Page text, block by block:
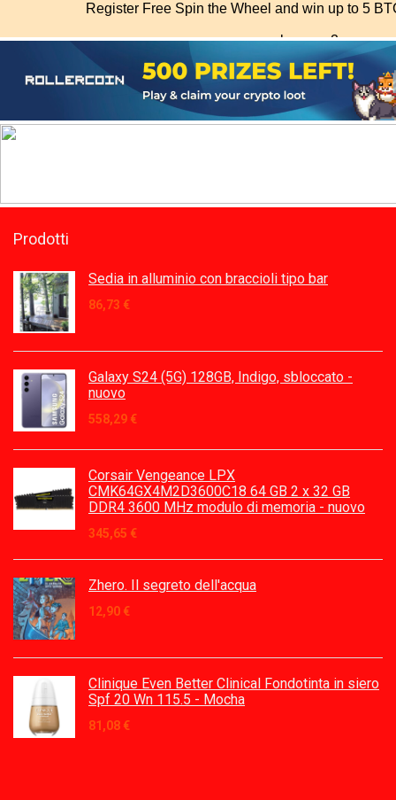
Prodotti
Sedia in alluminio con braccioli tipo bar
86,73 €
Galaxy S24 (5G) 128GB, Indigo, sbloccato -
nuovo
558,29 €
Corsair Vengeance LPX
CMK64GX4M2D3600C18 64 GB 2 x 32 GB
DDR4 3600 MHz modulo di memoria - nuovo
345,65 €
Zhero. Il segreto dell'acqua
12,90 €
Clinique Even Better Clinical Fondotinta in siero
Spf 20 Wn 115.5 - Mocha
81,08 €